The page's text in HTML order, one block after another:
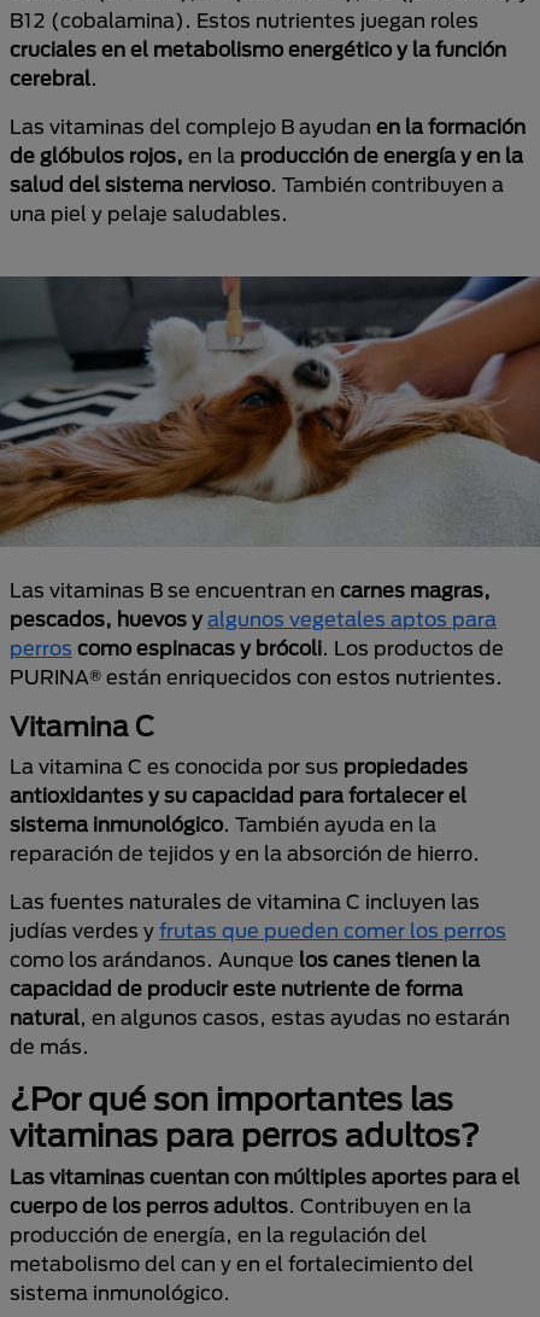
B12 (cobalamina). Estos nutrientes juegan roles
cruciales en el metabolismo energético y la función
cerebral.
Las vitaminas del complejo B ayudan en la formación
de glóbulos rojos, en la producción de energía y en la
salud del sistema nervioso. También contribuyen a
una piel y pelaje saludables.
Las vitaminas B se encuentran en carnes magras,
pescados, huevos y algunos vegetales aptos para
perros como espinacas y brócoli. Los productos de
PURINA® están enriquecidos con estos nutrientes.
Vitamina C
La vitamina C es conocida por sus propiedades
antioxidantes y su capacidad para fortalecer el
sistema inmunológico. También ayuda en la
reparación de tejidos y en la absorción de hierro.
Las fuentes naturales de vitamina C incluyen las
judías verdes y frutas que pueden comer los perros
como los arándanos. Aunque los canes tienen la
capacidad de producir este nutriente de forma
natural, en algunos casos, estas ayudas no estarán
de más.
¿Por qué son importantes las
vitaminas para perros adultos?
Las vitaminas cuentan con múltiples aportes para el
cuerpo de los perros adultos. Contribuyen en la
producción de energía, en la regulación del
metabolismo del can y en el fortalecimiento del
sistema inmunológico.